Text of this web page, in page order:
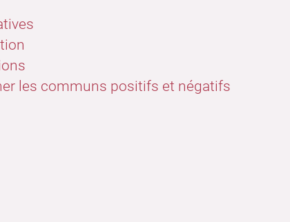
les communs positifs et négatifs